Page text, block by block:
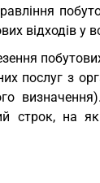
відходів у
послуг з
строк, на